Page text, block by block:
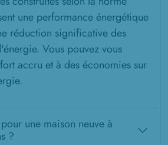
une performance énergétique
réduction significative des
Vous pouvez vous
accru et à des économies sur
une maison neuve à
?